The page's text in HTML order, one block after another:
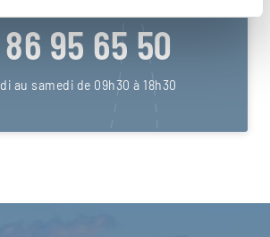
86 95 65 50
au samedi de 09h30 à 18h30